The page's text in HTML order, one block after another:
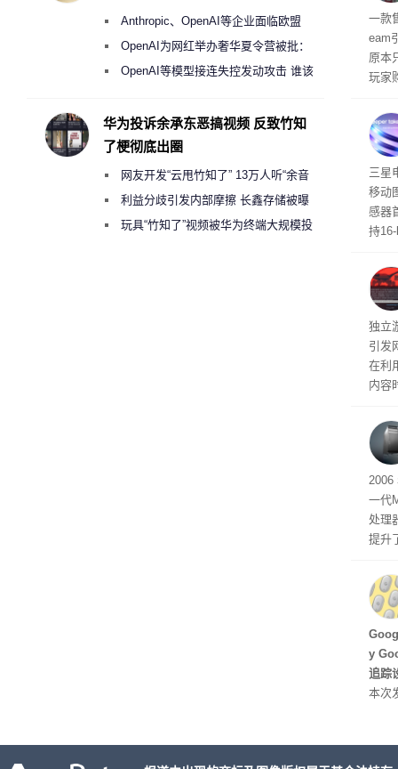
全
一款
eam
原本
玩家
入
传
三星
移动
感器
持
文
独立
引发
在利
内容
有
2006
一代
处理
提升
型
ss
y
追踪
本次
Anthropic、OpenAI等企业面临欧盟
《人工智能法案》全新执法权限审查
OpenAI为网红举办奢华夏令营被批：
2000美元一晚 遭讽“反乌托邦”
OpenAI等模型接连失控发动攻击 谁该
华为投诉余承东恶搞视频 反致竹知
了梗彻底出圈
网友开发“云甩竹知了” 13万人听“余音
绕梁”利益分歧引发内部摩擦 长鑫存储被曝
曾将华为驻场工程师驱逐出研发基地
玩具“竹知了”视频被华为终端大规模投